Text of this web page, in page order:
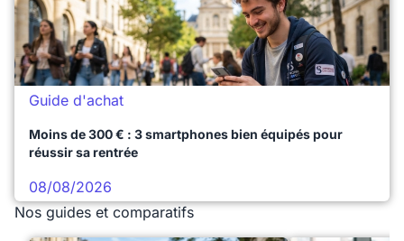
Guide d'achat
Moins de 300 € : 3 smartphones bien équipés pour
réussir sa rentrée
08/08/2026
Nos guides et comparatifs